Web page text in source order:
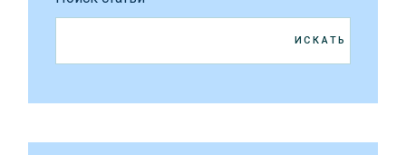
ИСКАТЬ